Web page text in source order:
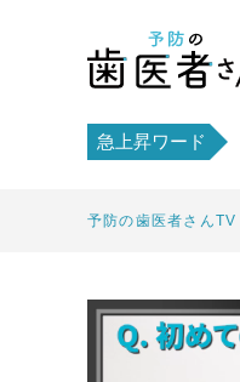
急上昇ワード
予防の歯医者さんTV